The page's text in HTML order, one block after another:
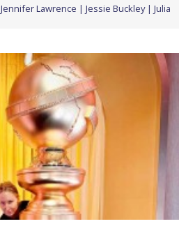
Jennifer Lawrence Jessie Buckley
Julia